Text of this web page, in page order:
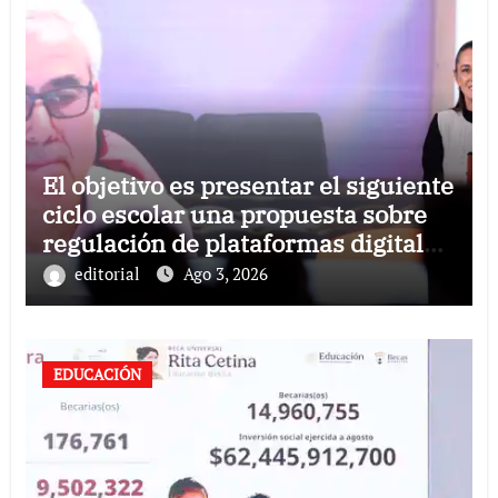
El objetivo es presentar el siguiente
ciclo escolar una propuesta sobre
regulación de plataformas digitales
y redes sociales: presidenta
editorial Ago 3, 2026
EDUCACIÓN